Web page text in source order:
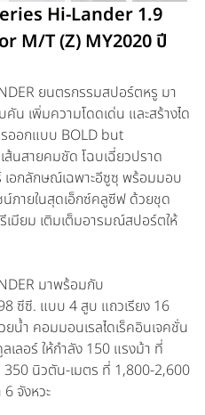
Hi-Lander 1.9
M/T (Z) MY2020 ปี
ยนตรกรรมสปอร์ตหรู มา
เพิ่มความโดดเด่น และสร้างได
ออกแบบ BOLD but
นสายคมชัด โฉบเฉี่ยวปราด
อกลักษณ์เฉพาะอีซูซุ พร้อมมอบ
ภายในสุดเอ็กซ์คลูซีฟ ด้วยชุด
มียม เติมเต็มอารมณ์สปอร์ตให้
มาพร้อมกับ
ซีซี. แบบ 4 สูบ แถวเรียง 16
น้ำ คอมมอนเรลไดเร็คอินเจคชั่น
เลอร์ ให้กำลัง 150 แรงม้า ที่
นิวตัน-เมตร ที่ 1,800-2,600
จังหวะ